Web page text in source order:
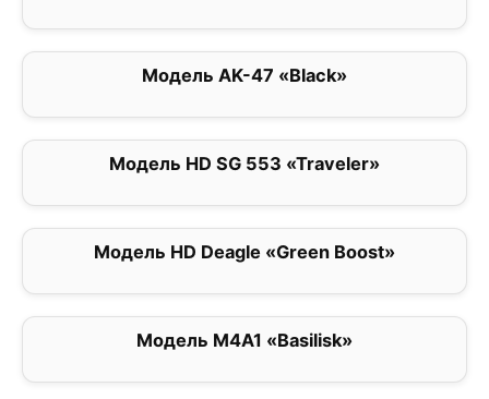
Модель AK-47 «Black»
Модель HD SG 553 «Traveler»
Модель HD Deagle «Green Boost»
Модель M4A1 «Basilisk»